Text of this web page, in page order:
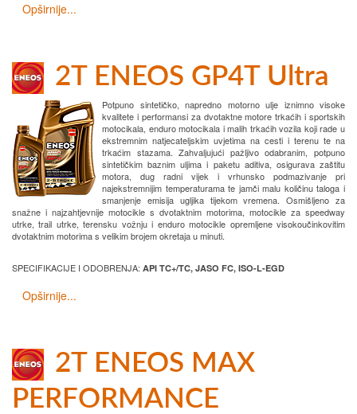
Opširnije...
2T ENEOS GP4T Ultra
Potpuno sintetičko, napredno motorno ulje iznimno visoke
kvalitete i performansi za dvotaktne motore trkaćih i sportskih
motocikala, enduro motocikala i malih trkaćih vozila koji rade u
ekstremnim natjecateljskim uvjetima na cesti i terenu te na
trkaćim stazama. Zahvaljujući pažljivo odabranim, potpuno
sintetičkim baznim uljima i paketu aditiva, osigurava zaštitu
motora, dug radni vijek i vrhunsko podmazivanje pri
najekstremnijim temperaturama te jamči malu količinu taloga i
smanjenje emisija ugljika tijekom vremena. Osmišljeno za
snažne i najzahtjevnije motocikle s dvotaktnim motorima, motocikle za speedway
utrke, trail utrke, terensku vožnju i enduro motocikle opremljene visokoučinkovitim
dvotaktnim motorima s velikim brojem okretaja u minuti.
SPECIFIKACIJE I ODOBRENJA: API TC+/TC, JASO FC, ISO-L-EGD
Opširnije...
2T ENEOS MAX
PERFORMANCE